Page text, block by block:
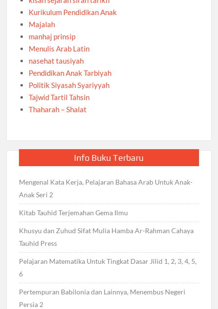
Kurikulum Pendidikan Anak
Majalah
manhaj prinsip
Menulis Arab Latin
nasehat tausiyah
Pendidikan Anak Tarbiyah
Politik Siyasah Syariyyah
Tajwid Tartil Tahsin
Thaharah – Shalat
Info Buku Terbaru
Mengenal Kata Kerja, Pelajaran Bahasa Arab Untuk Anak-
Anak Seri 2
Kitab Tauhid Terjemahan Gema Ilmu
Khusyu dan Zuhud Sifat Mulia Hamba Ar-Rahman Cahaya
Tauhid Press
Pelajaran Matematika Untuk Tingkat Dasar Jilid 1, 2, 3, 4, 5,
6
Pertempuran Babilonia dan Lainnya, Menembus Negeri
Persia 2